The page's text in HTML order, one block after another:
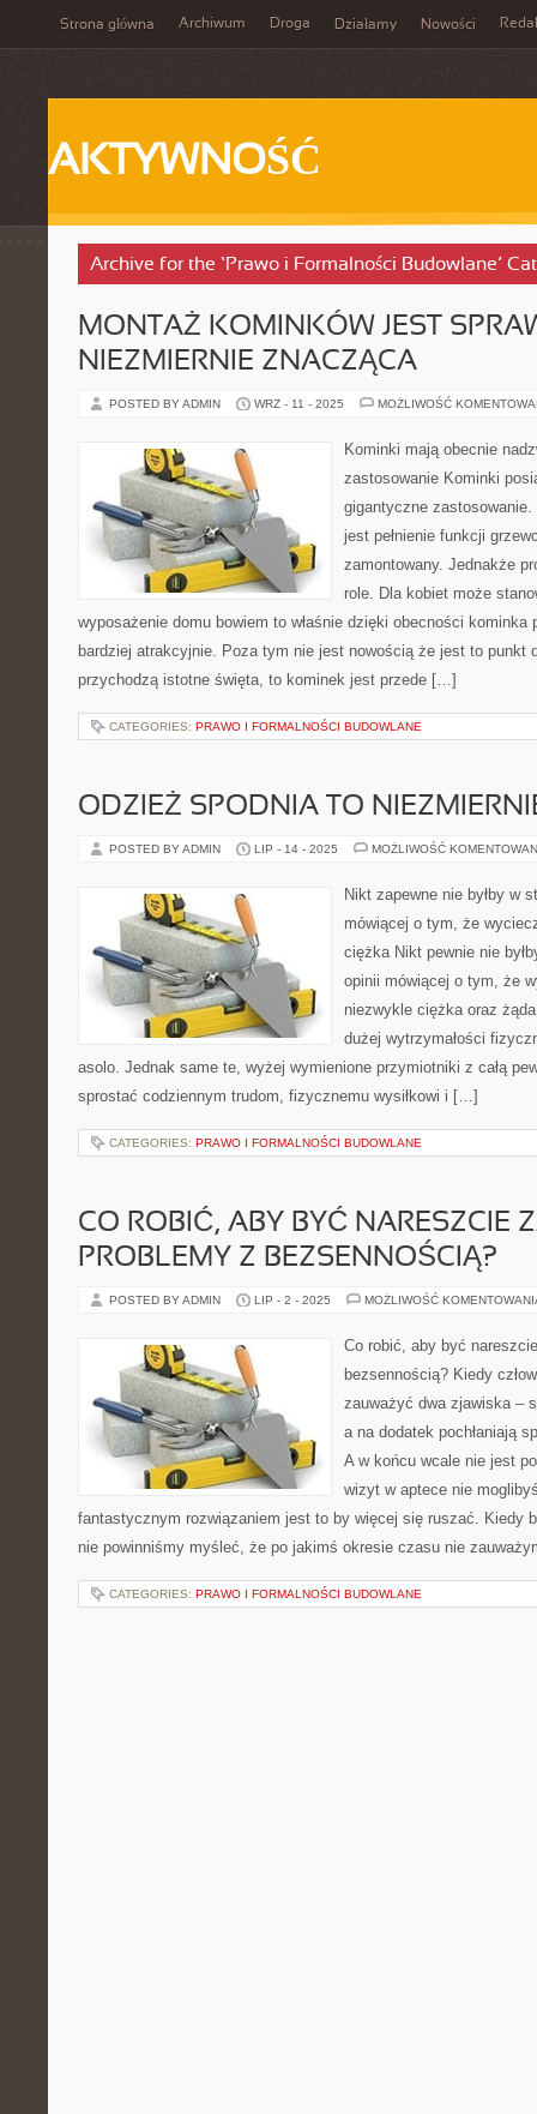
Strona główna Archiwum Droga Działamy Nowości
AKTYWNOŚĆ
Archive for the ‘Prawo i Formalności Budowlane’
MONTAŻ KOMINKÓW JEST
NIEZMIERNIE ZNACZĄCA
POSTED BY ADMIN WRZ - 11 - 2025 MOŻLIWOŚĆ
Kominki mają obecnie
zastosowanie Kominki
gigantyczne zastosowanie.
jest pełnienie funkcji
zamontowany. Jednakże
role. Dla kobiet może
wyposażenie domu bowiem to właśnie dzięki obecności kominka
bardziej atrakcyjnie. Poza tym nie jest nowością że jest to punkt
przychodzą istotne święta, to kominek jest przede […]
CATEGORIES: PRAWO I FORMALNOŚCI BUDOWLANE
ODZIEŻ SPODNIA TO
POSTED BY ADMIN LIP - 14 - 2025 MOŻLIWOŚĆ
Nikt zapewne nie byłby w
mówiącej o tym, że
ciężka Nikt pewnie nie
opinii mówiącej o tym, że
niezwykle ciężka oraz
dużej wytrzymałości
asolo. Jednak same te, wyżej wymienione przymiotniki z całą
sprostać codziennym trudom, fizycznemu wysiłkowi i […]
CATEGORIES: PRAWO I FORMALNOŚCI BUDOWLANE
CO ROBIĆ, ABY BYĆ NARESZCIE
PROBLEMY Z BEZSENNOŚCIĄ?
POSTED BY ADMIN LIP - 2 - 2025 MOŻLIWOŚĆ
Co robić, aby być
bezsennością? Kiedy
zauważyć dwa zjawiska –
a na dodatek pochłaniają
A w końcu wcale nie jest
wizyt w aptece nie
fantastycznym rozwiązaniem jest to by więcej się ruszać. Kiedy
nie powinniśmy myśleć, że po jakimś okresie czasu nie
CATEGORIES: PRAWO I FORMALNOŚCI BUDOWLANE